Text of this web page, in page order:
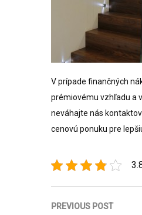
V prípade finančných
prémiovému vzhľadu a
neváhajte nás
cenovú ponuku pre
Navigace
PREVIOUS POST